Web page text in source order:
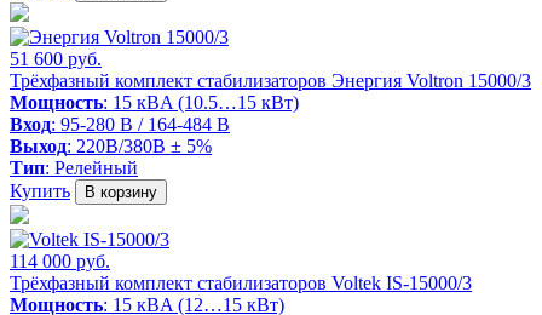
51 600 руб.
Трёхфазный комплект стабилизаторов Энергия Voltron 15000/3
Мощность: 15 кВA (10.5…15 кВт)
Вход: 95-280 В / 164-484 В
Выход: 220В/380В ± 5%
Тип: Релейный
Купить
В корзину
114 000 руб.
Трёхфазный комплект стабилизаторов Voltek IS-15000/3
Мощность: 15 кВA (12…15 кВт)